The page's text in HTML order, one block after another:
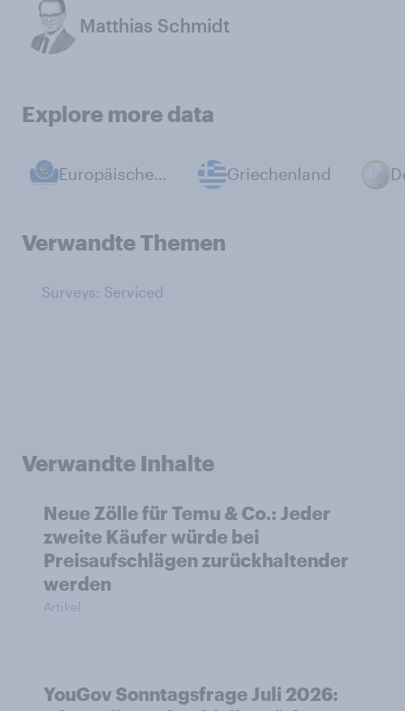
Matthias Schmidt
Explore more data
Europäische Zentralbank Griechenland
Verwandte Themen
Surveys: Serviced
Verwandte Inhalte
Neue Zölle für Temu & Co.: Jeder
zweite Käufer würde bei
Preisaufschlägen zurückhaltender
werden
Artikel
YouGov Sonntagsfrage Juli 2026: